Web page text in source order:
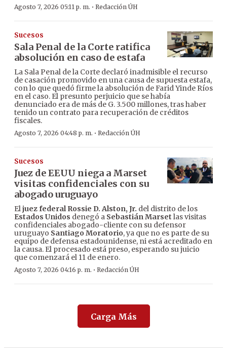
Agosto 7, 2026 05:11 p. m. · Redacción ÚH
Sucesos
Sala Penal de la Corte ratifica
absolución en caso de estafa
La Sala Penal de la Corte declaró inadmisible el recurso
de casación promovido en una causa de supuesta estafa,
con lo que quedó firme la absolución de Farid Yinde Ríos
en el caso. El presunto perjuicio que se había
denunciado era de más de G. 3.500 millones, tras haber
tenido un contrato para recuperación de créditos
fiscales.
Agosto 7, 2026 04:48 p. m. · Redacción ÚH
Sucesos
Juez de EEUU niega a Marset
visitas confidenciales con su
abogado uruguayo
Eljuez federal Rossie D. Alston, Jr. del distrito de los
Estados Unidos denegó a Sebastián Marset las visitas
confidenciales abogado-cliente con su defensor
uruguayo Santiago Moratorio, ya que no es parte de su
equipo de defensa estadounidense, ni está acreditado en
la causa. El procesado está preso, esperando su juicio
que comenzará el 11 de enero.
Agosto 7, 2026 04:16 p. m. · Redacción ÚH
Carga Más